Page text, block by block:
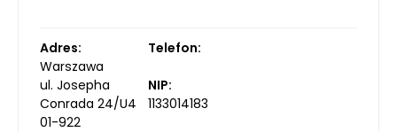
Adres:
Warszawa
ul. Josepha
Conrada 24/U4
01-922
Telefon:
NIP:
1133014183